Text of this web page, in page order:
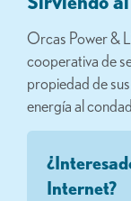
Orcas Power &
cooperativa de
propiedad de
energía al
Internet?